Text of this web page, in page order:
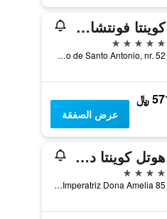
كوينتا فونتشال جاردنز - لبالغيس فقط
5 نجوم
Caminho de Santo Antonio, nr. 52, فونشال, جزر ماديرا, البرتغال
﷼
عرض الصفقة
هوتل كوينتا دا بينها دو فرانكا
4 نجوم
Rua Imperatriz Dona Amelia 85, فونشال, جزر ماديرا, البرتغال